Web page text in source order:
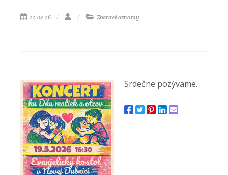
22.04.26 Zborové oznamy
Srdečne pozývame.